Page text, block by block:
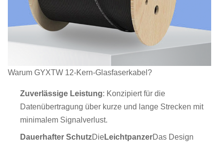
Warum GYXTW 12-Kern-Glasfaserkabel?
Zuverlässige Leistung: Konzipiert für die
Datenübertragung über kurze und lange Strecken mit
minimalem Signalverlust.
Dauerhafter SchutzDieLeichtpanzerDas Design